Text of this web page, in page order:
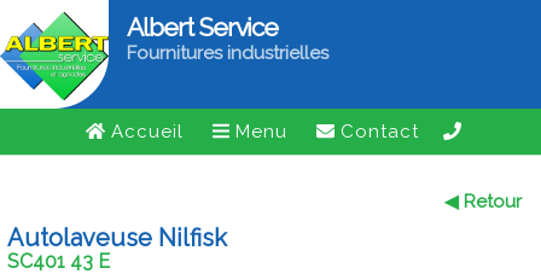
Albert Service
Fournitures industrielles
Accueil Menu Contact
◀ Retour
Autolaveuse Nilfisk
SC401 43 E